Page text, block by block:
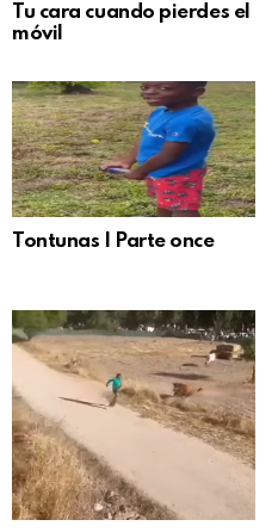
Tu cara cuando pierdes el
móvil
Tontunas | Parte once